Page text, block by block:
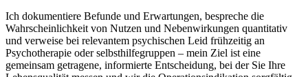
Ich dokumentiere Befunde und Erwartungen, bespreche die
Wahrscheinlichkeit ⁤von Nutzen und Nebenwirkungen quantitativ
und verweise bei relevantem psychischen Leid frühzeitig an
Psychotherapie oder selbsthilfegruppen – mein Ziel ist eine‍
gemeinsam getragene, informierte‍ Entscheidung, bei der Sie Ihre